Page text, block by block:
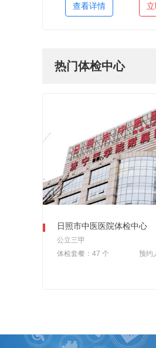
＋加入对比
查看详情
热门体检中心
日照市中医医院体检中心
公立三甲
体检套餐：47 个
预约